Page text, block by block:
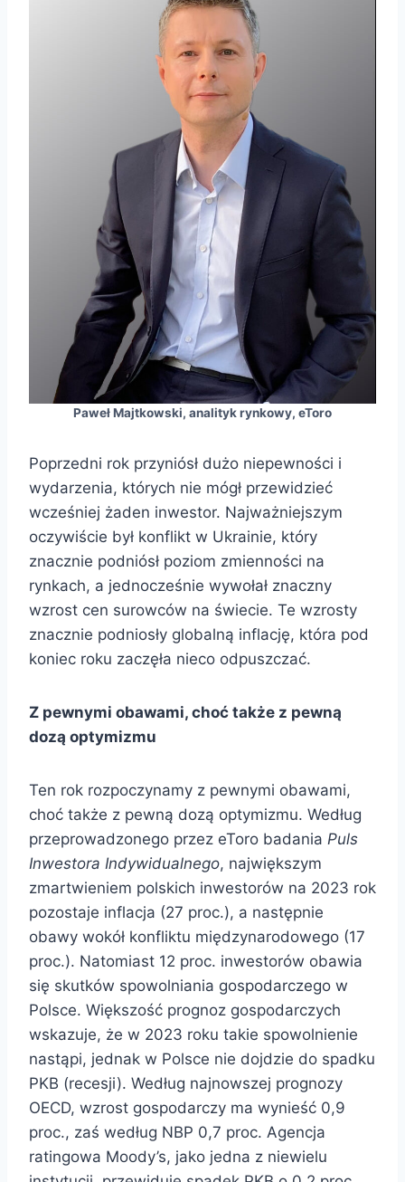
Paweł Majtkowski, analityk rynkowy, eToro
Poprzedni rok przyniósł dużo niepewności i
wydarzenia, których nie mógł przewidzieć
wcześniej żaden inwestor. Najważniejszym
oczywiście był konflikt w Ukrainie, który
znacznie podniósł poziom zmienności na
rynkach, a jednocześnie wywołał znaczny
wzrost cen surowców na świecie. Te wzrosty
znacznie podniosły globalną inflację, która pod
koniec roku zaczęła nieco odpuszczać.
Z pewnymi obawami, choć także z pewną
dozą optymizmu
Ten rok rozpoczynamy z pewnymi obawami,
choć także z pewną dozą optymizmu. Według
przeprowadzonego przez eToro badania Puls
Inwestora Indywidualnego, największym
zmartwieniem polskich inwestorów na 2023 rok
pozostaje inflacja (27 proc.), a następnie
obawy wokół konfliktu międzynarodowego (17
proc.). Natomiast 12 proc. inwestorów obawia
się skutków spowolniania gospodarczego w
Polsce. Większość prognoz gospodarczych
wskazuje, że w 2023 roku takie spowolnienie
nastąpi, jednak w Polsce nie dojdzie do spadku
PKB (recesji). Według najnowszej prognozy
OECD, wzrost gospodarczy ma wynieść 0,9
proc., zaś według NBP 0,7 proc. Agencja
ratingowa Moody’s, jako jedna z niewielu